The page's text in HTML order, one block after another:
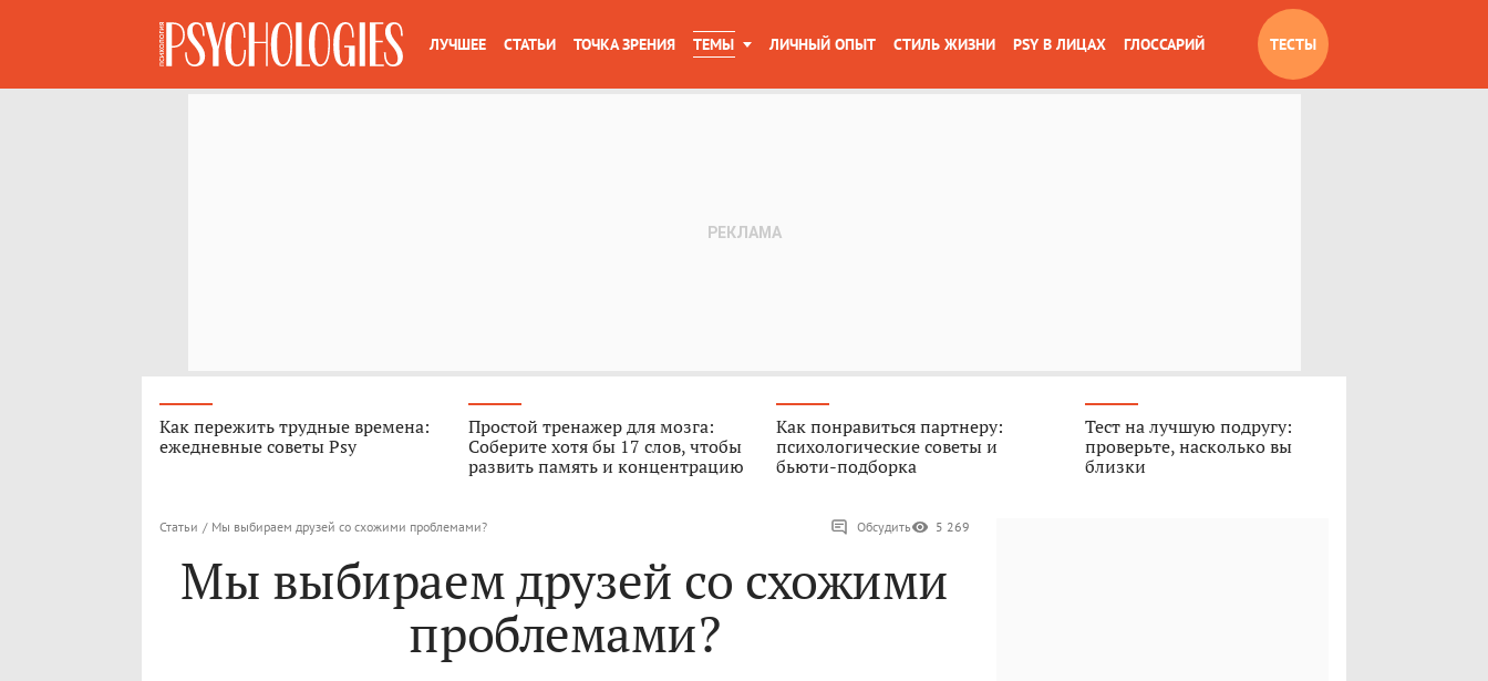
ЛУЧШЕЕ СТАТЬИ ТОЧКА ЗРЕНИЯ ТЕМЫ ЛИЧНЫЙ ОПЫТ СТИЛЬ ЖИЗНИ PSY В ЛИЦАХ ГЛОССАРИЙ ТЕСТЫ
Как пережить трудные времена:
ежедневные советы Psy
Простой тренажер для мозга:
Соберите хотя бы 17 слов, чтобы
развить память и концентрацию
Как понравиться партнеру:
психологические советы и
бьюти-подборка
Тест на лучшую подругу:
проверьте, насколько вы
близки
Статьи / Мы выбираем друзей со схожими проблемами? Обсудить 5 269
Мы выбираем друзей со схожими
проблемами?